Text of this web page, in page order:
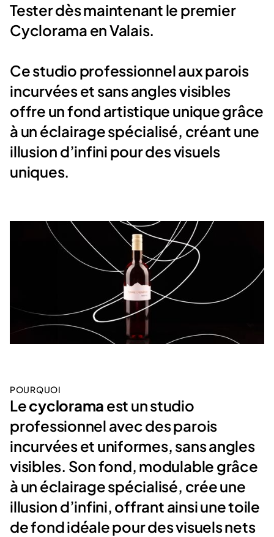
Tester dès maintenant le premier
Cyclorama en Valais.
Ce studio professionnel aux parois
incurvées et sans angles visibles
offre un fond artistique unique grâce
à un éclairage spécialisé, créant une
illusion d’infini pour des visuels
uniques.
POURQUOI
Lecyclorama est un studio
professionnel avec des parois
incurvées et uniformes, sans angles
visibles. Son fond, modulable grâce
à un éclairage spécialisé, crée une
illusion d’infini, offrant ainsi une toile
de fond idéale pour des visuels nets